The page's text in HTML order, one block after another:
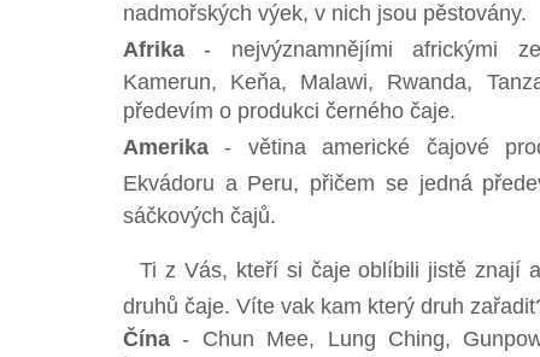
nadmořských výek, v nich jsou pěstovány.
Afrika - nejvýznamnějími africkými
Kamerun, Keňa, Malawi, Rwanda,
předevím o produkci černého čaje.
Amerika - větina americké čajové
Ekvádoru a Peru, přičem se jedná
sáčkových čajů.
Ti z Vás, kteří si čaje oblíbili jistě znají a
druhů čaje. Víte vak kam který druh
Čína - Chun Mee, Lung Ching,